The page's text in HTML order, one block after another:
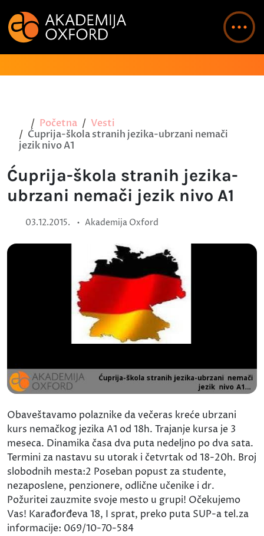
Početna
Vesti
Ćuprija-škola stranih jezika-ubrzani nemači
jezik nivo A1
Ćuprija-škola stranih jezika-
ubrzani nemači jezik nivo A1
03.12.2015. • Akademija Oxford
Obaveštavamo polaznike da večeras kreće ubrzani
kurs nemačkog jezika A1 od 18h. Trajanje kursa je 3
meseca. Dinamika časa dva puta nedeljno po dva sata.
Termini za nastavu su utorak i četvrtak od 18-20h. Broj
slobodnih mesta:2 Poseban popust za studente,
nezaposlene, penzionere, odlične učenike i dr.
Požuritei zauzmite svoje mesto u grupi! Očekujemo
Vas! Karađorđeva 18, I sprat, preko puta SUP-a tel.za
informacije: 069/10-70-584